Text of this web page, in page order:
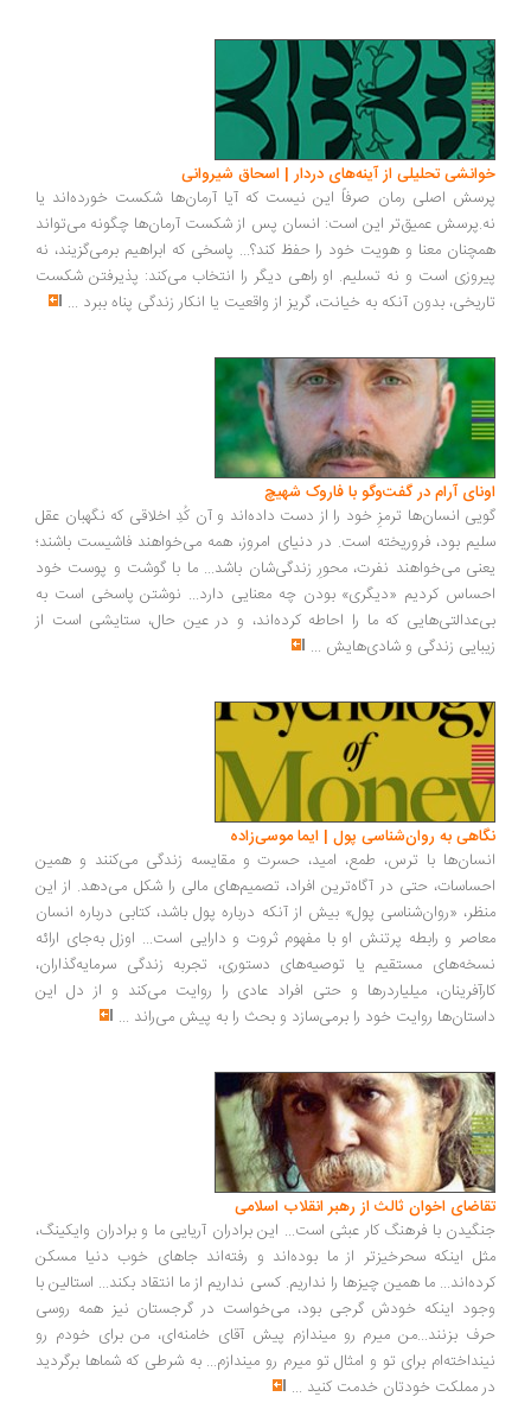
تحلیلی از آینه‌های دردار | اسحاق شیروانی
اصلی رمان صرفاً این نیست که آیا آرمان‌ها شکست خورده‌اند یا
عمیق‌تر این است: انسان پس از شکست آرمان‌ها چگونه می‌تواند
معنا و هویت خود را حفظ کند؟... پاسخی که ابراهیم برمی‌گزیند، نه
است و نه تسلیم. او راهی دیگر را انتخاب می‌کند: پذیرفتن شکست
بدون آنکه به خیانت، گریز از واقعیت یا انکار زندگی پناه ببرد...
آرام در گفت‌وگو با فاروک شهیچ‭
انسان‌ها ترمزِ خود را از دست داده‌اند و آن کُدِ اخلاقی که نگهبان عقل
بود، فروریخته است. در دنیای امروز، همه می‌خواهند فاشیست باشند؛
می‌خواهند نفرت، محورِ زندگی‌شان باشد... ما با گوشت و پوست خود
کردیم «دیگری» بودن چه معنایی دارد... نوشتن پاسخی است به
که ما را احاطه کرده‌اند، و در عین حال، ستایشی است از
زندگی و شادی‌هایش...
به روان‌شناسی پول | ایما موسی‌زاده
با ترس، طمع، امید، حسرت و مقایسه زندگی می‌کنند و همین
حتی در آگاه‌ترین افراد، تصمیم‌های مالی را شکل می‌دهد. از این
«روان‌شناسی پول» بیش از آنکه درباره پول باشد، کتابی درباره انسان
و رابطه پرتنش او با مفهوم ثروت و دارایی است... اوزل به‌جای ارائه
مستقیم یا توصیه‌های دستوری، تجربه زندگی سرمایه‌گذاران،
میلیاردرها و حتی افراد عادی را روایت می‌کند و از دل این
روایت خود را برمی‌سازد و بحث را به پیش می‌راند...
اخوان ثالث از رهبر انقلاب اسلامی
با فرهنگ کار عبثی است... این برادران آریایی ما و برادران وایکینگ،
اینکه سحرخیزتر از ما بوده‌اند و رفته‌اند جاهای خوب دنیا مسکن
ما همین چیزها را نداریم. کسی نداریم از ما انتقاد بکند... استالین با
اینکه خودش گرجی بود، می‌خواست در گرجستان نیز همه روسی
بزنند...من میرم رو میندازم پیش آقای خامنه‌ای، من برای خودم رو
برای تو و امثال تو میرم رو میندازم... به شرطی که شماها برگردید
مملکت خودتان خدمت کنید...